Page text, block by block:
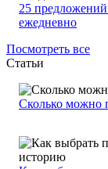
25 предложений
ежедневно
Посмотреть все
Статьи
Сколько можно